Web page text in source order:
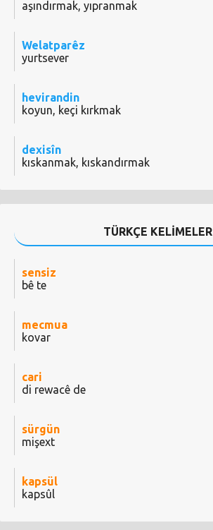
aşındırmak, yıpranmak
Welatparêz
yurtsever
hevirandin
koyun, keçi kırkmak
dexisîn
kıskanmak, kıskandırmak
TÜRKÇE KELİMELER
sensiz
bê te
mecmua
kovar
cari
di rewacê de
sürgün
mişext
kapsül
kapsûl